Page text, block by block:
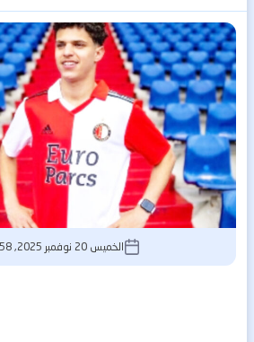
الخميس 20 نوفمبر 2025, 9:58 مساءً